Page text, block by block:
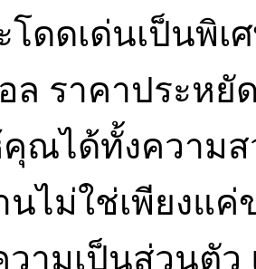
โดดเด่นเป็นพิเ
ล ราคาประห
ณได้ทั้งความ
นไม่ใช่เพียงแ
วามเป็นส่วนตั